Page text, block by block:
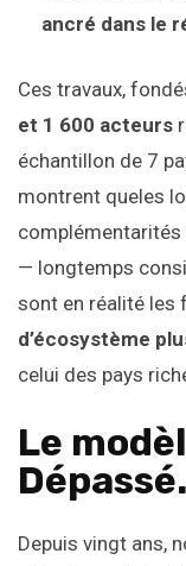
ancré dans le
Ces travaux,
et 1 600 acteurs
échantillon de 7
montrent queles
— longtemps
sont en réalité les
d’écosystème
celui des pays
Le
Dépassé.
Depuis vingt ans,